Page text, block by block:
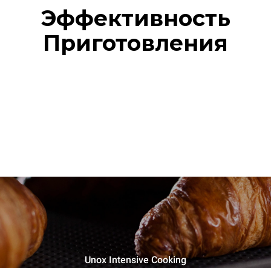
Эффективность
Приготовления
Unox Intensive Cooking